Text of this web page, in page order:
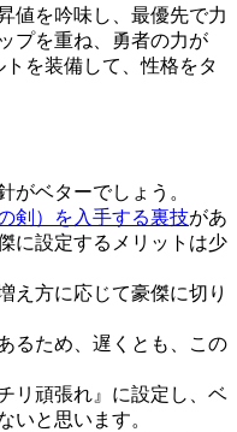
値を吟味し、最優先で力
プを重ね、勇者の力が
を装備して、性格をタ
がベターでしょう。
剣）を入手する裏技があ
に設定するメリットは少
え方に応じて豪傑に切り
るため、遅くとも、この
リ頑張れ』に設定し、ベ
いと思います。